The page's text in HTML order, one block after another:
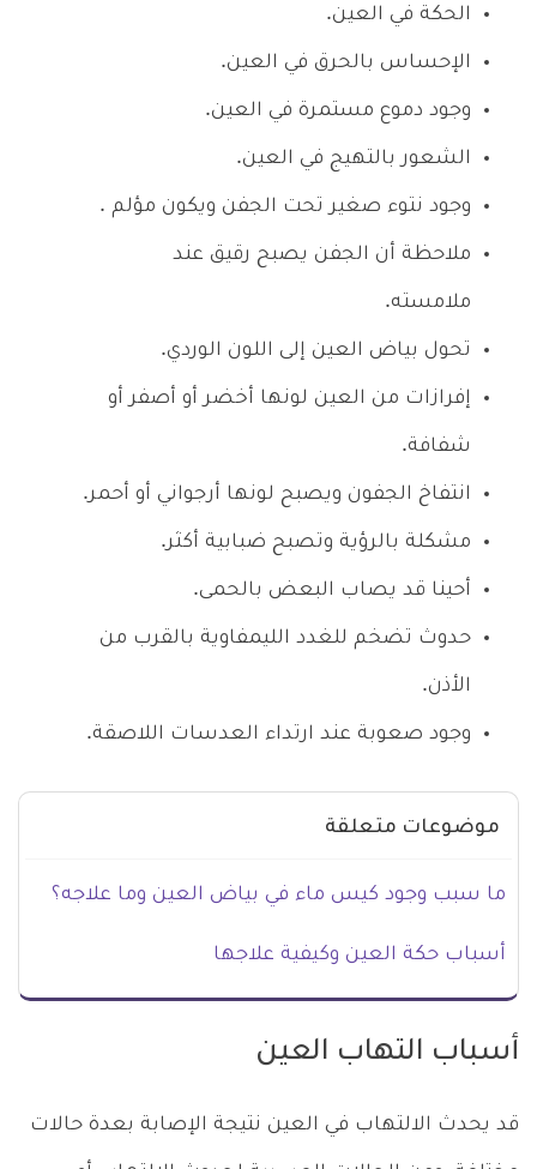
الحكة في العين.
الإحساس بالحرق في العين.
وجود دموع مستمرة في العين.
الشعور بالتهيج في العين.
وجود نتوء صغير تحت الجفن ويكون مؤلم .
ملاحظة أن الجفن يصبح رقيق عند
ملامسته.
تحول بياض العين إلى اللون الوردي.
إفرازات من العين لونها أخضر أو أصفر أو
شفافة.
انتفاخ الجفون ويصبح لونها أرجواني أو أحمر.
مشكلة بالرؤية وتصبح ضبابية أكثر.
أحينا قد يصاب البعض بالحمى.
حدوث تضخم للغدد الليمفاوية بالقرب من
الأذن.
وجود صعوبة عند ارتداء العدسات اللاصقة.
موضوعات متعلقة
ما سبب وجود كيس ماء في بياض العين وما علاجه؟
أسباب حكة العين وكيفية علاجها
أسباب التهاب العين
قد يحدث الالتهاب في العين نتيجة الإصابة بعدة حالات